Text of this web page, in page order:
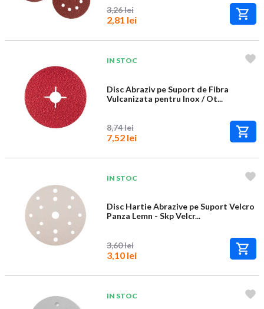
3,26 lei
2,81 lei
IN STOC
Disc Abraziv pe Suport de Fibra
Vulcanizata pentru Inox / Ot...
8,74 lei
7,52 lei
IN STOC
Disc Hartie Abrazive pe Suport Velcro
Panza Lemn - Skp Velcr...
3,60 lei
3,10 lei
IN STOC